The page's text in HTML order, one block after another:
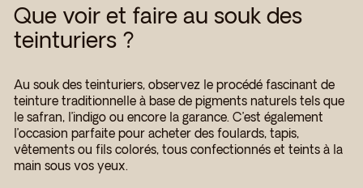
Que voir et faire au souk des
teinturiers ?
Au souk des teinturiers, observez le procédé fascinant de
teinture traditionnelle à base de pigments naturels tels que
le safran, l’indigo ou encore la garance. C’est également
l’occasion parfaite pour acheter des foulards, tapis,
vêtements ou fils colorés, tous confectionnés et teints à la
main sous vos yeux.